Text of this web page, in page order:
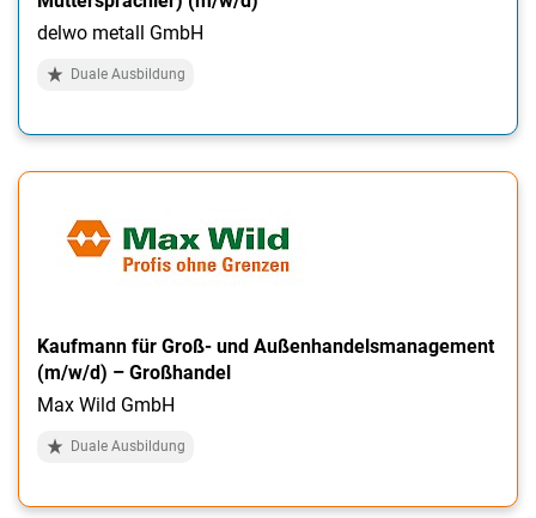
delwo metall GmbH
Duale Ausbildung
Kaufmann für Groß- und Außenhandelsmanagement
(m/w/d) – Großhandel
Max Wild GmbH
Duale Ausbildung